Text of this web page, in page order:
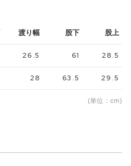
渡り幅 股下 股上
26.5 61 28.5
28 63.5 29.5
(単位：cm)